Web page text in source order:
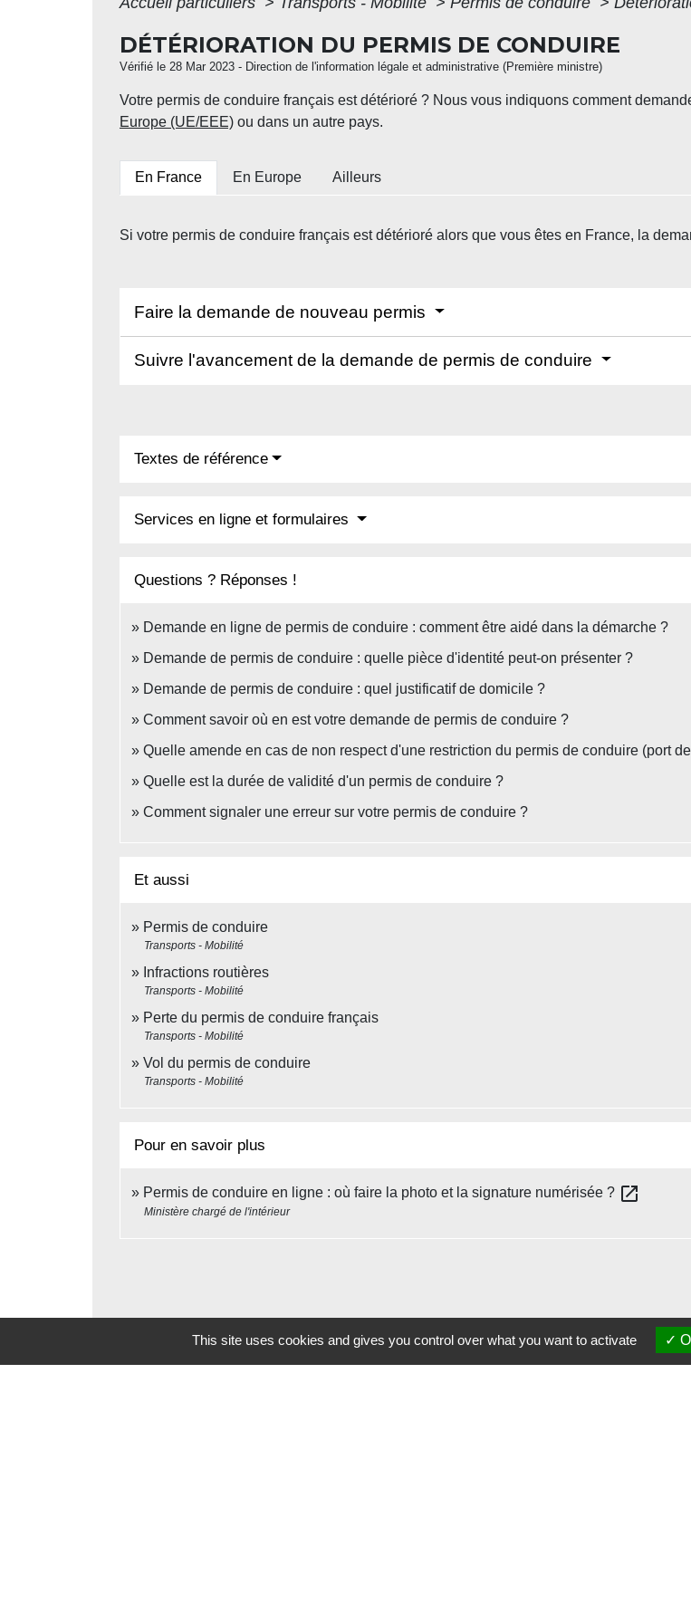
DÉTÉRIORATION DU PERMIS DE CONDUIRE
Vérifié le 28 Mar 2023 - Direction de l'information légale et administrative (Première ministre)
Votre permis de conduire français est détérioré ? Nous vous indiquons comment
Europe (UE/EEE) ou dans un autre pays.
En France En Europe Ailleurs
Si votre permis de conduire français est détérioré alors que vous êtes en France, la
Faire la demande de nouveau permis
Suivre l'avancement de la demande de permis de conduire
Textes de référence
Services en ligne et formulaires
Questions ? Réponses !
Demande en ligne de permis de conduire : comment être aidé dans la démarche ?
Demande de permis de conduire : quelle pièce d'identité peut-on présenter ?
Demande de permis de conduire : quel justificatif de domicile ?
Comment savoir où en est votre demande de permis de conduire ?
Quelle amende en cas de non respect d'une restriction du permis de conduire (port
Quelle est la durée de validité d'un permis de conduire ?
Comment signaler une erreur sur votre permis de conduire ?
Et aussi
Permis de conduire
Transports - Mobilité
Infractions routières
Transports - Mobilité
Perte du permis de conduire français
Transports - Mobilité
Vol du permis de conduire
Transports - Mobilité
Pour en savoir plus
Permis de conduire en ligne : où faire la photo et la signature numérisée ? open_in_new
Ministère chargé de l'intérieur
This site uses cookies and gives you control over what you want to activate